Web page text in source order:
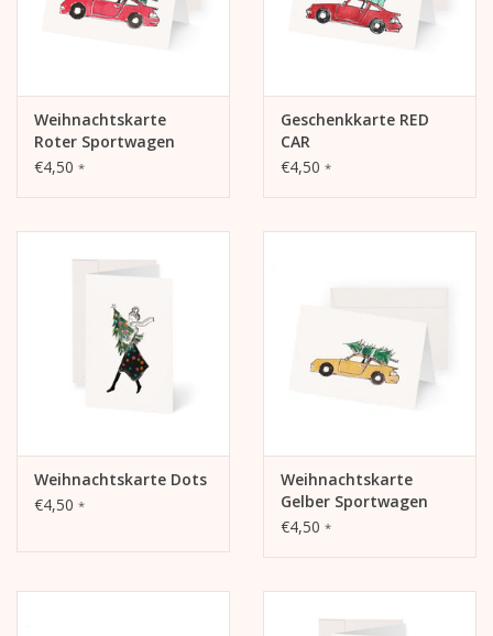
Weihnachtskarte
Roter Sportwagen
€4,50 *
Geschenkkarte RED
CAR
€4,50 *
Weihnachtskarte Dots
€4,50 *
Weihnachtskarte
Gelber Sportwagen
€4,50 *